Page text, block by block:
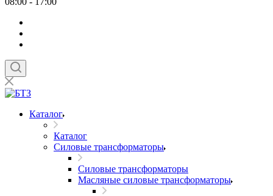
Каталог
Каталог
Силовые трансформаторы
Силовые трансформаторы
Масляные силовые трансформаторы